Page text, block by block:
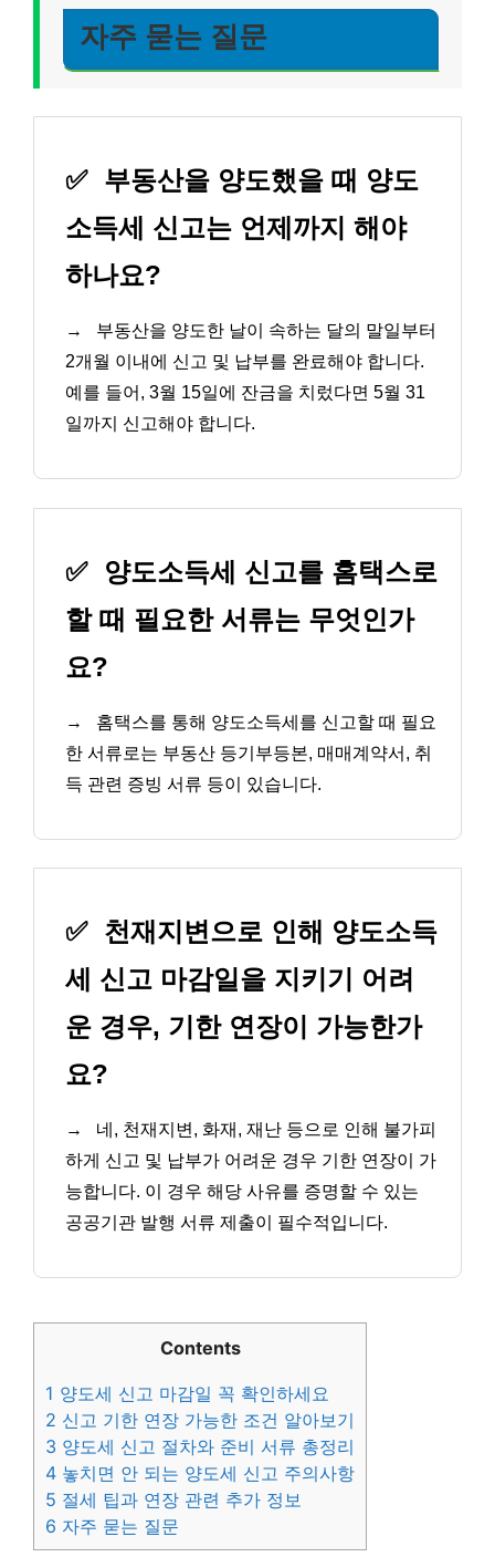
자주 묻는 질문
✅ 부동산을 양도했을 때 양도
소득세 신고는 언제까지 해야
하나요?
→
부동산을 양도한 날이 속하는 달의 말일부터
2개월 이내에 신고 및 납부를 완료해야 합니다.
예를 들어, 3월 15일에 잔금을 치렀다면 5월 31
일까지 신고해야 합니다.
✅
양도소득세 신고를 홈택스로
할 때 필요한 서류는 무엇인가
요?
→
홈택스를 통해 양도소득세를 신고할 때 필요
한 서류로는 부동산 등기부등본, 매매계약서, 취
득 관련 증빙 서류 등이 있습니다.
✅ 천재지변으로 인해 양도소득
세 신고 마감일을 지키기 어려
운 경우, 기한 연장이 가능한가
요?
→
네, 천재지변, 화재, 재난 등으로 인해 불가피
하게 신고 및 납부가 어려운 경우 기한 연장이 가
능합니다. 이 경우 해당 사유를 증명할 수 있는
공공기관 발행 서류 제출이 필수적입니다.
Contents
1 양도세 신고 마감일 꼭 확인하세요
2 신고 기한 연장 가능한 조건 알아보기
3 양도세 신고 절차와 준비 서류 총정리
4 놓치면 안 되는 양도세 신고 주의사항
5 절세 팁과 연장 관련 추가 정보
6 자주 묻는 질문